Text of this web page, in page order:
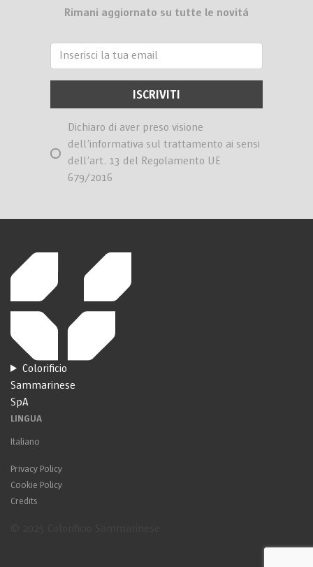
Rimani aggiornato su tutte le novitá
Dichiaro di aver preso visione
dell’informativa sul trattamento ai sensi
dell’art. 13 del Regolamento UE
679/2016
Colorificio
Sammarinese
SpA
LINGUA
Italiano
Privacy Policy
Cookie Policy
Credits